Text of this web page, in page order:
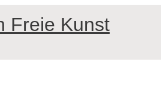
Freie Kunst